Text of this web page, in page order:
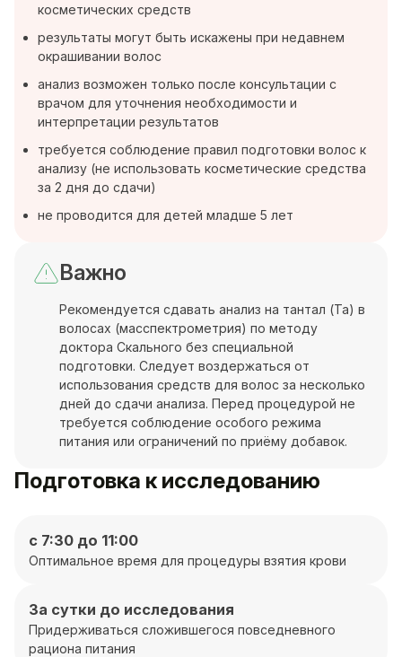
косметических средств
результаты могут быть искажены при недавнем
окрашивании волос
анализ возможен только после консультации с
врачом для уточнения необходимости и
интерпретации результатов
требуется соблюдение правил подготовки волос к
анализу (не использовать косметические средства
за 2 дня до сдачи)
не проводится для детей младше 5 лет
Важно
Рекомендуется сдавать анализ на тантал (Ta) в
волосах (масспектрометрия) по методу
доктора Скального без специальной
подготовки. Следует воздержаться от
использования средств для волос за несколько
дней до сдачи анализа. Перед процедурой не
требуется соблюдение особого режима
питания или ограничений по приёму добавок.
Подготовка к исследованию
с 7:30 до 11:00
Оптимальное время для процедуры взятия крови
За сутки до исследования
Придерживаться сложившегося повседневного
рациона питания